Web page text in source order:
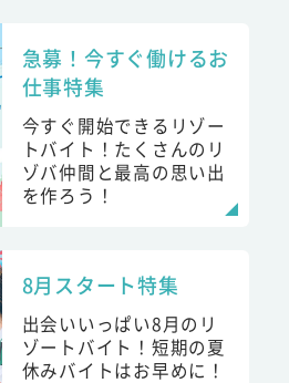
急募！今すぐ働けるお
仕事特集
今すぐ開始できるリゾー
トバイト！たくさんのリ
ゾバ仲間と最高の思い出
を作ろう！
8月スタート特集
出会いいっぱい8月のリ
ゾートバイト！短期の夏
休みバイトはお早めに！